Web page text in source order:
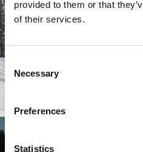
provided to them or that
of their services.
Consent
Selection
Necessary
Preferences
Statistics